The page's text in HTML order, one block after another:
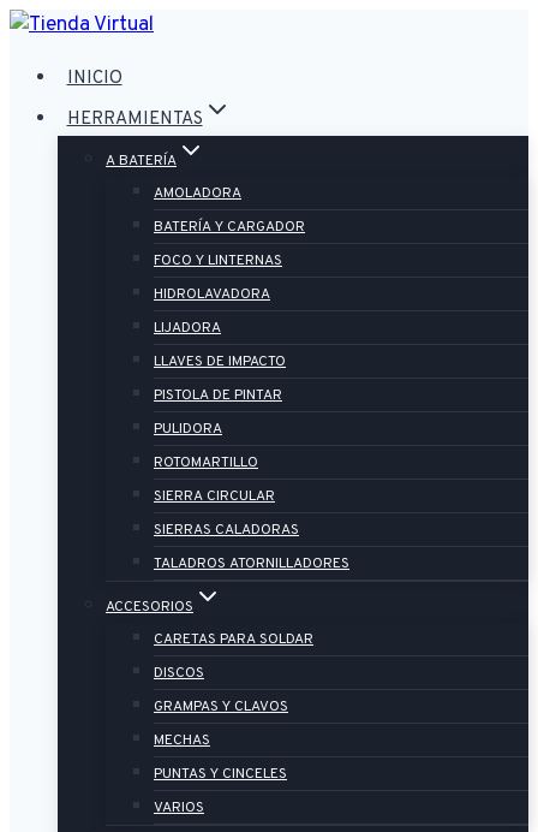
Saltar
contenido
INICIO
HERRAMIENTAS
A BATERÍA
AMOLADORA
BATERÍA Y CARGADOR
FOCO Y LINTERNAS
HIDROLAVADORA
LIJADORA
LLAVES DE IMPACTO
PISTOLA DE PINTAR
PULIDORA
ROTOMARTILLO
SIERRA CIRCULAR
SIERRAS CALADORAS
TALADROS ATORNILLADORES
ACCESORIOS
CARETAS PARA SOLDAR
DISCOS
GRAMPAS Y CLAVOS
MECHAS
PUNTAS Y CINCELES
VARIOS